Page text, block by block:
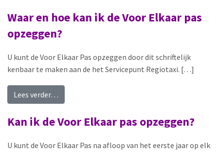
Waar en hoe kan ik de Voor Elkaar pas
opzeggen?
U kunt de Voor Elkaar Pas opzeggen door dit schriftelijk
kenbaar te maken aan de het Servicepunt Regiotaxi. […]
Lees verder…
Kan ik de Voor Elkaar pas opzeggen?
U kunt de Voor Elkaar Pas na afloop van het eerste jaar op elk